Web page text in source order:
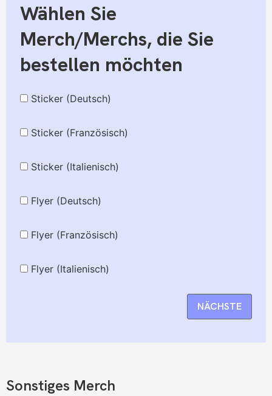
Wählen Sie
Merch/Merchs, die Sie
bestellen möchten
Sticker (Deutsch)
Sticker (Französisch)
Sticker (Italienisch)
Flyer (Deutsch)
Flyer (Französisch)
Flyer (Italienisch)
NÄCHSTE
Sonstiges Merch